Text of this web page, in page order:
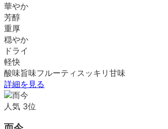
華やか
芳醇
重厚
穏やか
ドライ
軽快
酸味旨味フルーティ スッキリ 甘味
詳細を見る
人気 3位